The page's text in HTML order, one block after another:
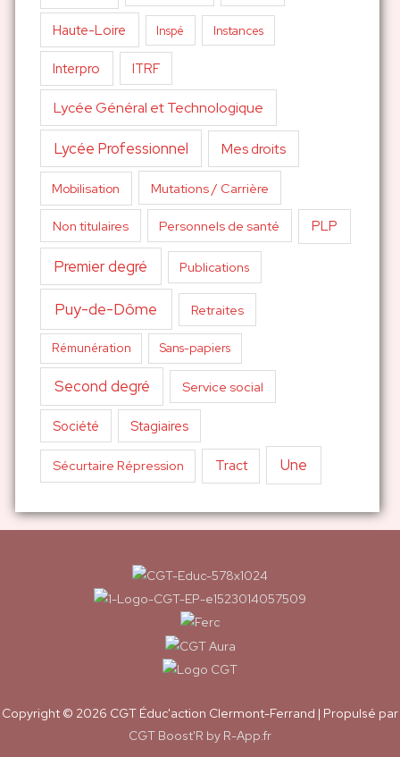
Haute-Loire Inspé Instances
Interpro ITRF
Lycée Général et Technologique
Lycée Professionnel Mes droits
Mobilisation Mutations / Carrière
Non titulaires Personnels de santé PLP
Premier degré Publications
Puy-de-Dôme Retraites
Rémunération Sans-papiers
Second degré Service social
Société Stagiaires
Sécurtaire Répression Tract Une
Copyright © 2026 CGT Éduc'action Clermont-Ferrand | Propulsé par
CGT Boost'R by R-App.fr